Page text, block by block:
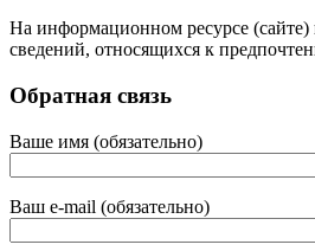
На информационном ресурсе
сведений, относящихся к
Обратная связь
Ваше имя (обязательно)
Ваш e-mail (обязательно)